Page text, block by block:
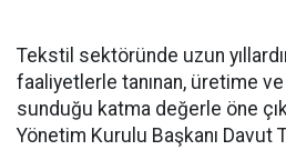
Tekstil sektöründe uzun
faaliyetlerle tanınan, üretime
sunduğu katma değerle öne
Yönetim Kurulu Başkanı Davut